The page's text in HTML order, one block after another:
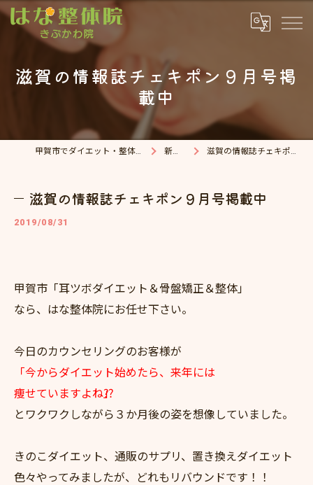
滋賀の情報誌チェキポン９月号掲
載中
甲賀市でダイエット・整体院ならはな整体院 新着情報 滋賀の情報誌チェキポン９月号掲載中
滋賀の情報誌チェキポン９月号掲載中
2019/08/31
甲賀市「耳ツボダイエット＆骨盤矯正＆整体」
なら、はな整体院にお任せ下さい。
今日のカウンセリングのお客様が
「今からダイエット始めたら、来年には
痩せていますよね⁇」
とワクワクしながら３か月後の姿を想像していました。
きのこダイエット、通販のサプリ、置き換えダイエット
色々やってみましたが、どれもリバウンドです！！